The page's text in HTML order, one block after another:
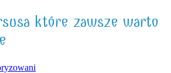
które zawsze warto